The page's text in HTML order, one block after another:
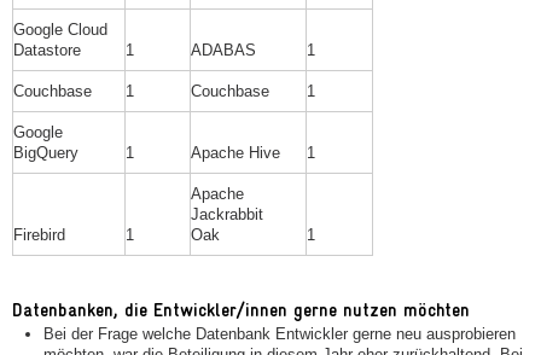
Google Cloud
Datastore
1 ADABAS 1
Couchbase 1 Couchbase 1
Google
BigQuery
1 Apache Hive 1
Firebird 1
Apache
Jackrabbit
Oak
1
Datenbanken, die Entwickler/innen gerne nutzen möchten
Bei der Frage welche Datenbank Entwickler gerne neu ausprobieren